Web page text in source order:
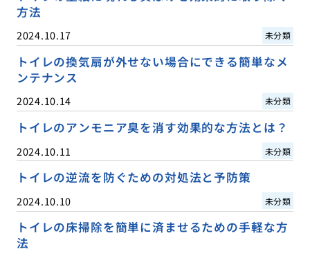
方法
2024.10.17 未分類
トイレの換気扇が外せない場合にできる簡単なメ
ンテナンス
2024.10.14 未分類
トイレのアンモニア臭を消す効果的な方法とは？
2024.10.11 未分類
トイレの逆流を防ぐための対処法と予防策
2024.10.10 未分類
トイレの床掃除を簡単に済ませるための手軽な方
法